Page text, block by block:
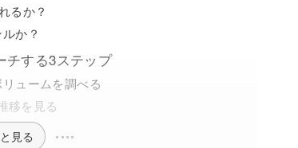
るか？
か？
チする3ステップ
ュームを調べる
移を見る
見る